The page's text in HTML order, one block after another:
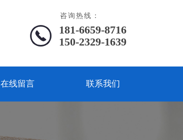
咨询热线：
181-6659-8716
150-2329-1639
在线留言 联系我们